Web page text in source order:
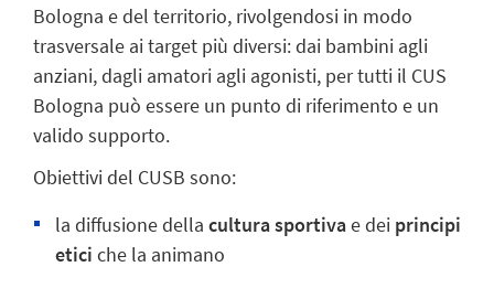
Bologna e del territorio, rivolgendosi in modo
trasversale ai target più diversi: dai bambini agli
anziani, dagli amatori agli agonisti, per tutti il CUS
Bologna può essere un punto di riferimento e un
valido supporto.
Obiettivi del CUSB sono:
la diffusione della cultura sportivae dei principi
etici che la animano